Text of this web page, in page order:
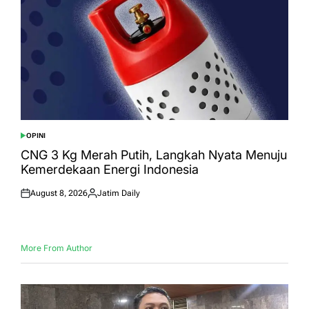
POSTED
IN
OPINI
CNG 3 Kg Merah Putih, Langkah Nyata Menuju
Kemerdekaan Energi Indonesia
Posted
August 8, 2026
Posted
Jatim Daily
More From Author